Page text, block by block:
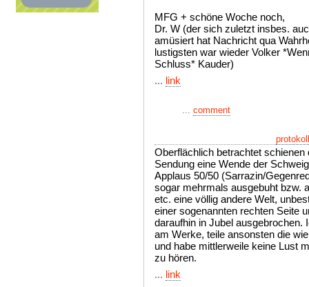
MFG + schöne Woche noch,
Dr. W (der sich zuletzt insbes.
amüsiert hat Nachricht qua
lustigsten war wieder Volker
Schluss* Kauder)
... link
... comment
Oberflächlich betrachtet
Sendung eine Wende der
Applaus 50/50 (Sarrazin/
sogar mehrmals ausgebuht bzw.
etc. eine völlig andere Welt,
einer sogenannten rechten Seite
daraufhin in Jubel ausgebrochen.
am Werke, teile ansonsten die
und habe mittlerweile keine Lust
zu hören.
... link